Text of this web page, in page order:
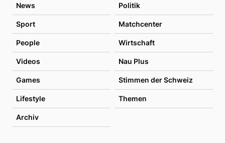
News Politik
Sport Matchcenter
People Wirtschaft
Videos Nau Plus
Games Stimmen der Schweiz
Lifestyle Themen
Archiv